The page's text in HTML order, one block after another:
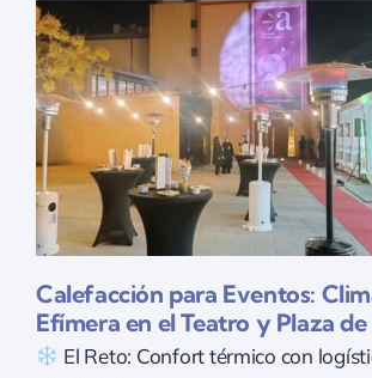
Calefacción para Eventos:
Efímera en el Teatro y Plaza de
El Reto: Confort térmico con